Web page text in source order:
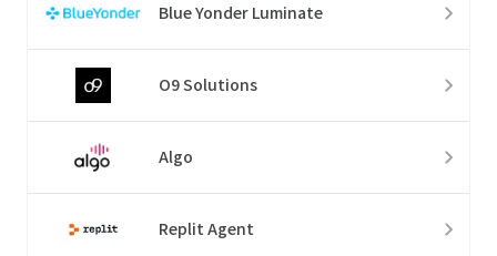
Blue Yonder Luminate
O9 Solutions
Algo
Replit Agent